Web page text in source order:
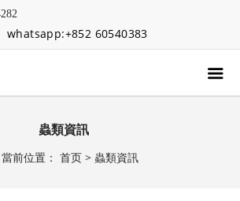
whatsapp:+852 60540383
蟲類資訊
當前位置： 首页> 蟲類資訊